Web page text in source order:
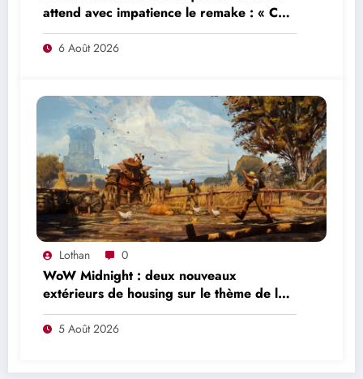
attend avec impatience le remake : « Ce
n’était pas du tout le jeu que nous
voulions créer »
6 Août 2026
Lothan 0
WoW Midnight : deux nouveaux
extérieurs de housing sur le thème de la
Marche de l’Ouest arriveront à la 12.1
5 Août 2026